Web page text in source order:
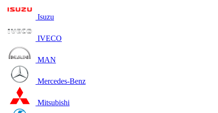
Isuzu
IVECO
MAN
Mercedes-Benz
Mitsubishi